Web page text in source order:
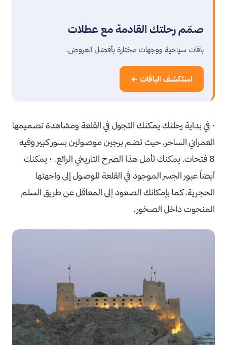
صمّم رحلتك القادمة مع عطلات
باقات سياحية ووجهات مختارة بأفضل العروض.
استكشف الباقات ←
• في بداية رحلتك يمكنك التجول في القلعة ومشاهدة تصميمها
العمراني الساحر، حيث تضم برجين موصولين بسور كبير وفيه
8 فتحات، يمكنك تأمل هذا الصرح التاريخي الرائع. • يمكنك
أيضاً عبور الجسر الموجود في القلعة للوصول إلى واجهتها
الحجرية، كما بإمكانك الصعود إلى المعاقل عن طريق السلم
المنحوت داخل الصخور.